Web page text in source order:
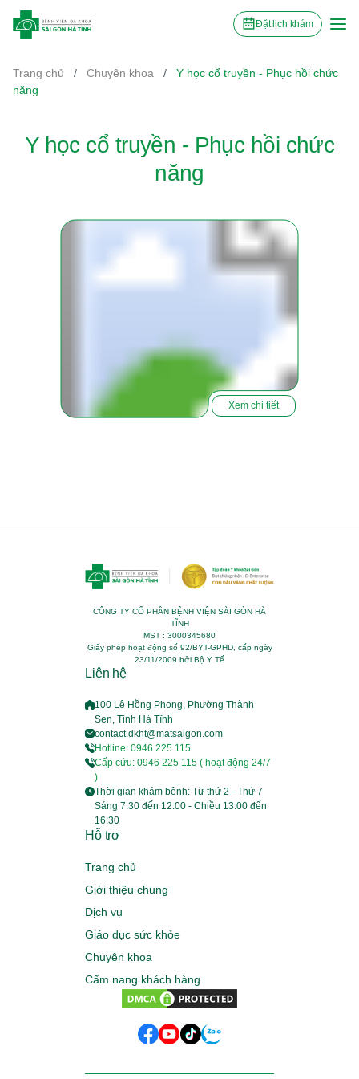
Đặt lịch khám
Trang chủ / Chuyên khoa /
Y học cổ truyền - Phục hồi chức
năng
Y học cổ truyền - Phục hồi chức
năng
Xem chi tiết
CÔNG TY CỔ PHẦN BỆNH VIỆN SÀI GÒN HÀ
TĨNH
MST : 3000345680
Giấy phép hoạt động số 92/BYT-GPHD, cấp ngày
23/11/2009 bởi Bộ Y Tế
Liên hệ
100 Lê Hồng Phong, Phường Thành
Sen, Tỉnh Hà Tĩnh
contact.dkht@matsaigon.com
Hotline: 0946 225 115
Cấp cứu: 0946 225 115 ( hoạt động 24/7
)
Thời gian khám bệnh: Từ thứ 2 - Thứ 7
Sáng 7:30 đến 12:00 - Chiều 13:00 đến
16:30
Hỗ trợ
Trang chủ
Giới thiệu chung
Dịch vụ
Giáo dục sức khỏe
Chuyên khoa
Cẩm nang khách hàng